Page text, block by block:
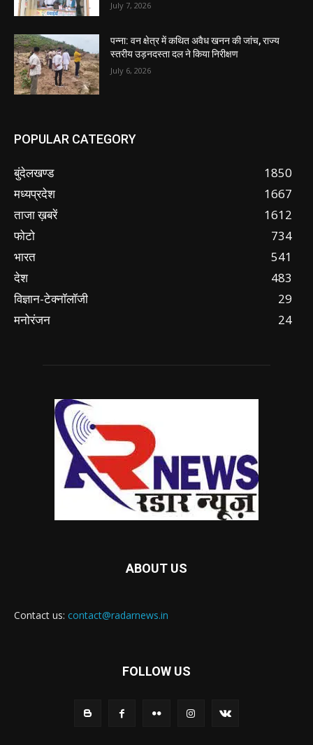
July 7, 2026
पन्ना: वन क्षेत्र में कथित अवैध खनन की जांच, राज्य
स्तरीय उड़नदस्ता दल ने किया निरीक्षण
July 6, 2026
POPULAR CATEGORY
बुंदेलखण्ड
1850
मध्यप्रदेश
1667
ताजा ख़बरें
1612
फोटो
734
भारत
541
देश
483
विज्ञान-टेक्नॉलॉजी
29
मनोरंजन
24
ABOUT US
Contact us: contact@radarnews.in
FOLLOW US